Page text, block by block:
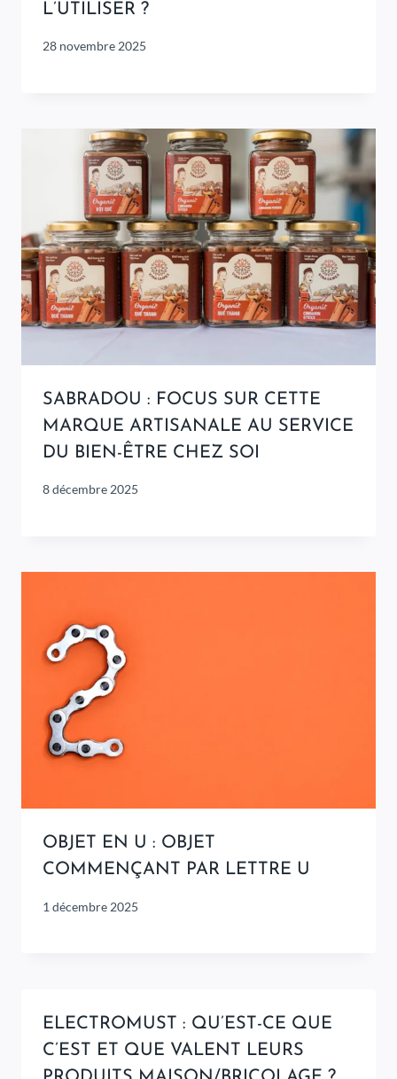
L’UTILISER ?
28 novembre 2025
SABRADOU : FOCUS SUR CETTE
MARQUE ARTISANALE AU SERVICE
DU BIEN-ÊTRE CHEZ SOI
8 décembre 2025
OBJET EN U : OBJET
COMMENÇANT PAR LETTRE U
1 décembre 2025
ELECTROMUST : QU’EST-CE QUE
C’EST ET QUE VALENT LEURS